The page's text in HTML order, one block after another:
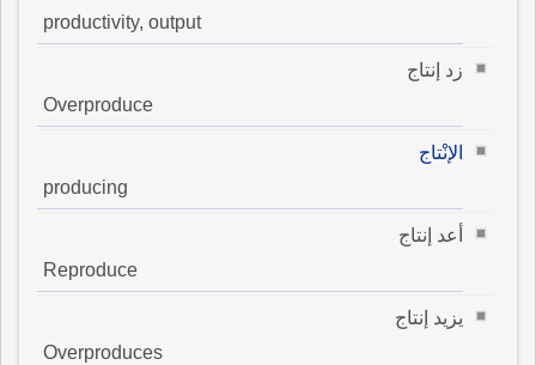
productivity, output
زد إنتاج
Overproduce
الإنْتاج
producing
أعد إنتاج
Reproduce
يزيد إنتاج
Overproduces